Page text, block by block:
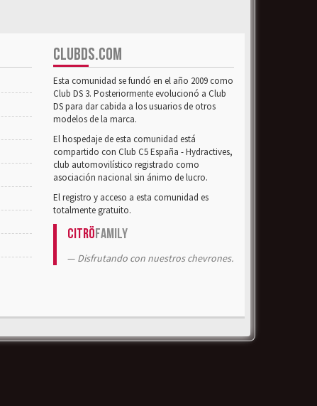
CLUBDS.COM
Esta comunidad se fundó en el año 2009 como
Club DS 3. Posteriormente evolucionó a Club
DS para dar cabida a los usuarios de otros
modelos de la marca.
El hospedaje de esta comunidad está
compartido con Club C5 España - Hydractives,
club automovilístico registrado como
asociación nacional sin ánimo de lucro.
El registro y acceso a esta comunidad es
totalmente gratuito.
CitröFamily
Disfrutando con nuestros chevrones.